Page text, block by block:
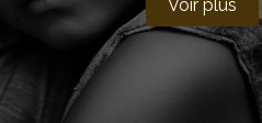
Voir plus